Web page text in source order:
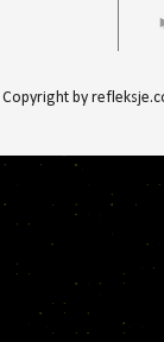
Copyright by